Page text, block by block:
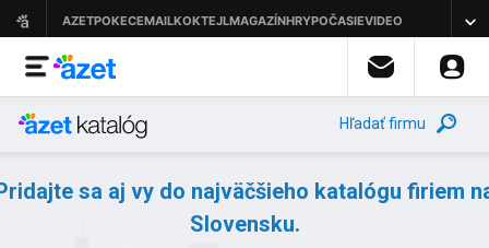
Hľadať firmu
sa aj vy do najväčšieho katalógu firiem
Slovensku.